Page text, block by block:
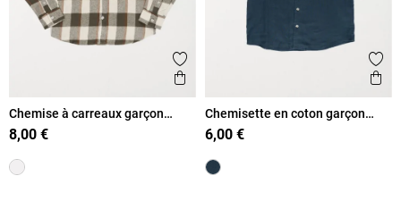
Ajouter aux favoris
Aperçu rapide
Chemise à carreaux garçon
(XXS-M)
8,00 €
Chemisette en coton garçon
(XXS-M)
6,00 €